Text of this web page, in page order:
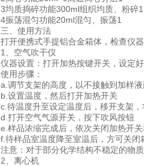
3均质捣碎功能300ml组织均质、粉碎1
4振荡混匀功能20ml混匀、振荡1
三、使用方法
打开便携式手提铝合金箱体，检查仪
1、空气吹干仪
仪器设置：打开加热按键开关，设定
使用步骤：
a.调节支架的高度，以不接触到加样
b.设置温度，然后打开加热开关
c.待温度升至设定温度后，移开支架
d.打开空气气源开关，按下吹风按钮
e.样品浓缩完成后，依次关闭加热开
f.待样品室温度降至室温后，方可关闭
注意：对于部分化学结构不稳定的物
2、离心机